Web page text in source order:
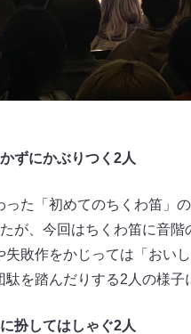
ずにかぶりつく2人
た「初めてのちくわ笛」
が、今回はちくわ笛に音
失敗作をかじっては「おい
を踏んだりする2人の様子
扮してはしゃぐ2人